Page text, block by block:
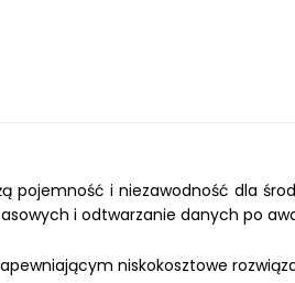
pojemność i niezawodność dla
i odtwarzanie danych po
niskokosztowe